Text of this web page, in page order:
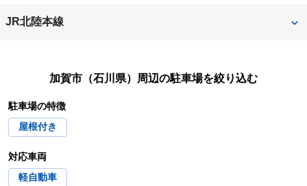
羽咋市
JR北陸本線
加賀市（石川県） 周辺の駐車場を絞り込む
駐車場の特徴
屋根付き
対応車両
軽自動車